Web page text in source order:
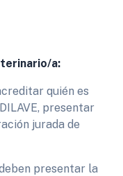
a:
quién es
presentar
jurada de
presentar la